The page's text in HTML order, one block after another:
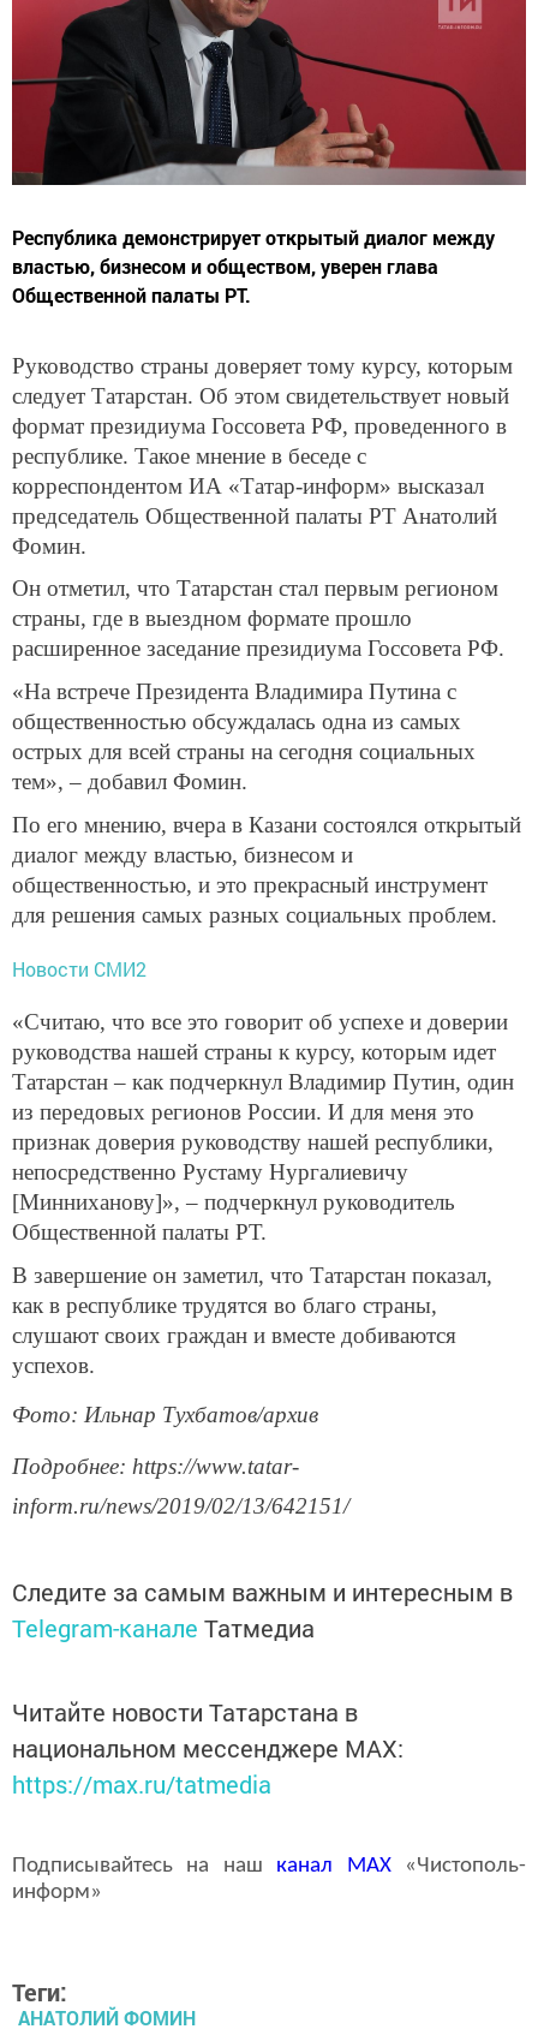
Республика демонстрирует открытый диалог между
властью, бизнесом и обществом, уверен глава
Общественной палаты РТ.
Руководство страны доверяет тому курсу, которым
следует Татарстан. Об этом свидетельствует новый
формат президиума Госсовета РФ, проведенного в
республике. Такое мнение в беседе с
корреспондентом ИА «Татар-информ» высказал
председатель Общественной палаты РТ Анатолий
Фомин.
Он отметил, что Татарстан стал первым регионом
страны, где в выездном формате прошло
расширенное заседание президиума Госсовета РФ.
«На встрече Президента Владимира Путина с
общественностью обсуждалась одна из самых
острых для всей страны на сегодня социальных
тем», – добавил Фомин.
По его мнению, вчера в Казани состоялся открытый
диалог между властью, бизнесом и
общественностью, и это прекрасный инструмент
для решения самых разных социальных проблем.
Новости СМИ2
«Считаю, что все это говорит об успехе и доверии
руководства нашей страны к курсу, которым идет
Татарстан – как подчеркнул Владимир Путин, один
из передовых регионов России. И для меня это
признак доверия руководству нашей республики,
непосредственно Рустаму Нургалиевичу
[Минниханову]», – подчеркнул руководитель
Общественной палаты РТ.
В завершение он заметил, что Татарстан показал,
как в республике трудятся во благо страны,
слушают своих граждан и вместе добиваются
успехов.
Фото: Ильнар Тухбатов/архив
Подробнее: https://www.tatar-
inform.ru/news/2019/02/13/642151/
Следите за самым важным и интересным в
Telegram-канале Татмедиа
Читайте новости Татарстана в
национальном мессенджере MАХ:
https://max.ru/tatmedia
Подписывайтесь на наш канал MAX«Чистополь-
информ»
Теги:
АНАТОЛИЙ ФОМИН